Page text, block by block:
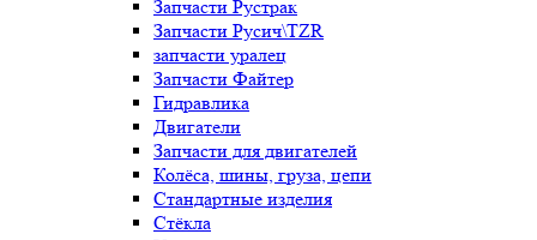
Запчасти Рустрак
Запчасти Русич\TZR
запчасти уралец
Запчасти Файтер
Гидравлика
Двигатели
Запчасти для двигателей
Колёса, шины, груза, цепи
Стандартные изделия
Стёкла